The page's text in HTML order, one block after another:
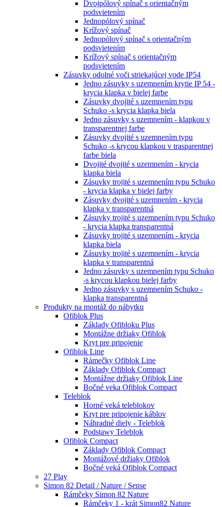
Dvojpólový spínač s orientačným
podsvietením
Jednopólový spínač
Krížový spínač
Jednopólový spínač s orientačným
podsvietením
Krížový spínač s orientačným
podsvietením
Zásuvky odolné voči striekajúcej vode IP54
Jedno zásuvky s uzemnením krytie IP 54 -
krycia klapka v bielej farbe
Zásuvky dvojité s uzemnením typu
Schuko -s krycia klapka biela
Jedno zásuvky s uzemnením - klapkou v
transparentnej farbe
Zásuvky dvojité s uzemnením typu
Schuko -s krycou klapkou v trasparentnej
farbe biela
Dvojité dvojité s uzemnením - krycia
klapka biela
Zásuvky trojité s uzemnením typu Schuko
- krycia klapka v bielej farby
Zásuvky dvojité s uzemnením - krycia
klapka v transparentná
Zásuvky trojité s uzemnením typu Schuko
- krycia klapka transparentná
Zásuvky trojité s uzemnením - krycia
klapka biela
Zásuvky trojité s uzemnením - krycia
klapka v transparentná
Jedno zásuvky s uzemnením typu Schuko
-s krycou klapkou bielej farby
Jedno zásuvky s uzemnením Schuko -
klapka transparentná
Produkty na montáž do nábytku
Ofiblok Plus
Základy Ofibloku Plus
Montážne držiaky Ofiblok
Kryt pre pripojenie
Ofiblok Line
Rámečky Ofiblok Line
Základy Ofiblok Compact
Montážne držiaky Ofiblok Line
Bočné veka Ofiblok Compact
Teleblok
Horné veká teleblokov
Kryt pre pripojenie káblov
Náhradné diely - Teleblok
Podstawy Teleblok
Ofiblok Compact
Základy Ofiblok Compact
Montážové držiaky Ofiblok
Bočné veká Ofiblok Compact
27 Play
Simon 82 Detail / Nature / Sense
Rámčeky Simon 82 Nature
Rámčeky 1 - krát Simon82 Nature